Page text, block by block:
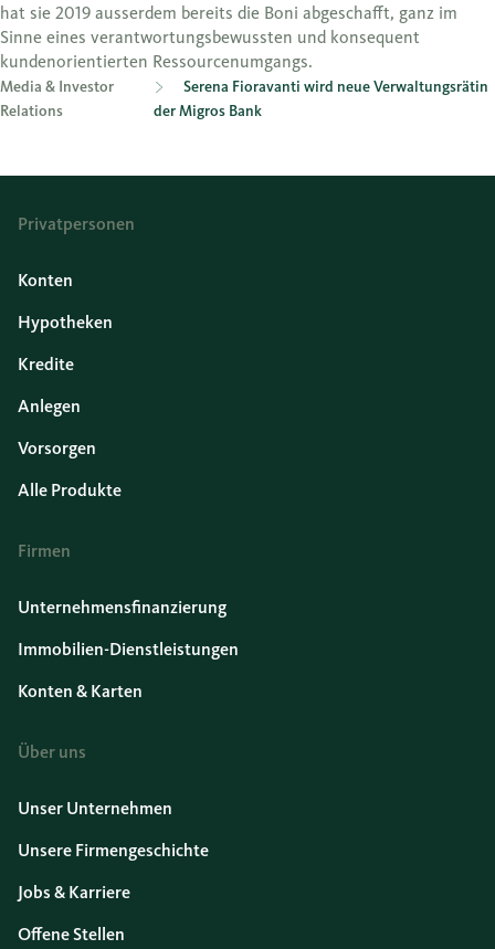
hat sie 2019 ausserdem bereits die Boni abgeschafft, ganz im
Sinne eines verantwortungsbewussten und konsequent
kundenorientierten Ressourcenumgangs.
Media & Investor
Relations
Serena Fioravanti wird neue Verwaltungsrätin
der Migros Bank
Privatpersonen
Konten
Hypotheken
Kredite
Anlegen
Vorsorgen
Alle Produkte
Firmen
Unternehmensfinanzierung
Immobilien-Dienstleistungen
Konten & Karten
Über uns
Unser Unternehmen
Unsere Firmengeschichte
Jobs & Karriere
Offene Stellen